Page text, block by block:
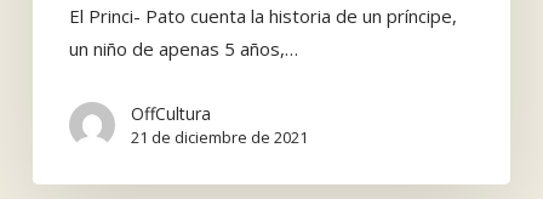
Princi-
Pato”
El Princi- Pato cuenta la historia de un príncipe,
un niño de apenas 5 años,…
OffCultura
21 de diciembre de 2021